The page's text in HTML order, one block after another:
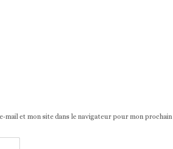
mail et mon site dans le navigateur pour mon prochain